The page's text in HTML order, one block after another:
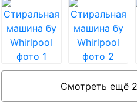
Смотреть ещё